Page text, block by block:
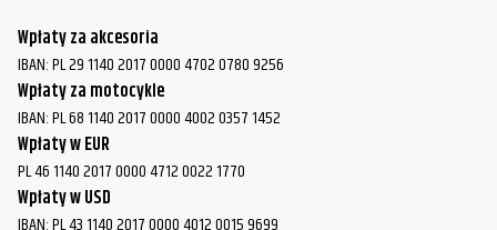
Wpłaty za akcesoria
IBAN: PL 29 1140 2017 0000 4702 0780 9256
Wpłaty za motocykle
IBAN: PL 68 1140 2017 0000 4002 0357 1452
Wpłaty w EUR
PL 46 1140 2017 0000 4712 0022 1770
Wpłaty w USD